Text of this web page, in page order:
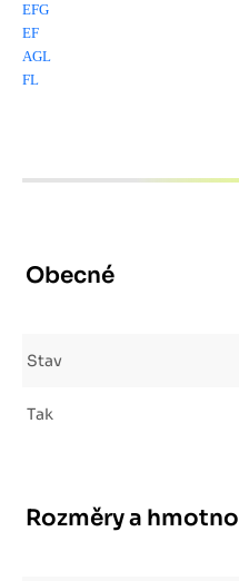
EFG
EF
AGL
FL
Obecné
Stav
Tak
Rozměry a